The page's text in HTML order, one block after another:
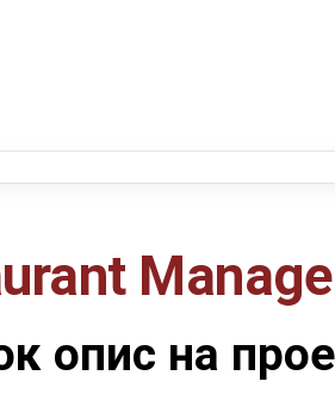
опис на